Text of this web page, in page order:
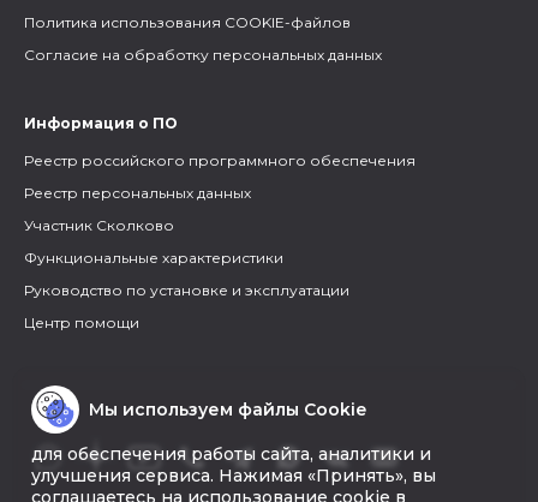
Политика использования COOKIE-файлов
Согласие на обработку персональных данных
Информация о ПО
Реестр российского программного обеспечения
Реестр персональных данных
Участник Сколково
Функциональные характеристики
Руководство по установке и эксплуатации
Центр помощи
Мы используем файлы Cookie
для обеспечения работы сайта, аналитики и
улучшения сервиса. Нажимая «Принять», вы
соглашаетесь на использование cookie в